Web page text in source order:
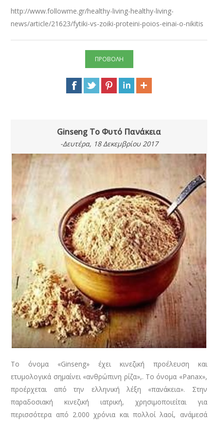
http://www.followme.gr/healthy-living-healthy-living-
news/article/21623/fytiki-vs-zoiki-proteini-poios-einai-o-nikitis
ΠΡΟΒΟΛΗ
Ginseng Το Φυτό Πανάκεια
-Δευτέρα, 18 Δεκεμβρίου 2017
Το όνομα «Ginseng» έχει κινεζική προέλευση και
ετυμολογικά σημαίνει «ανθρώπινη ρίζα»,. Το όνομα «Panax»,
προέρχεται από την ελληνική λέξη «πανάκεια». Στην
παραδοσιακή κινεζική ιατρική, χρησιμοποιείται για
περισσότερα από 2.000 χρόνια και πολλοί λαοί, ανάμεσά